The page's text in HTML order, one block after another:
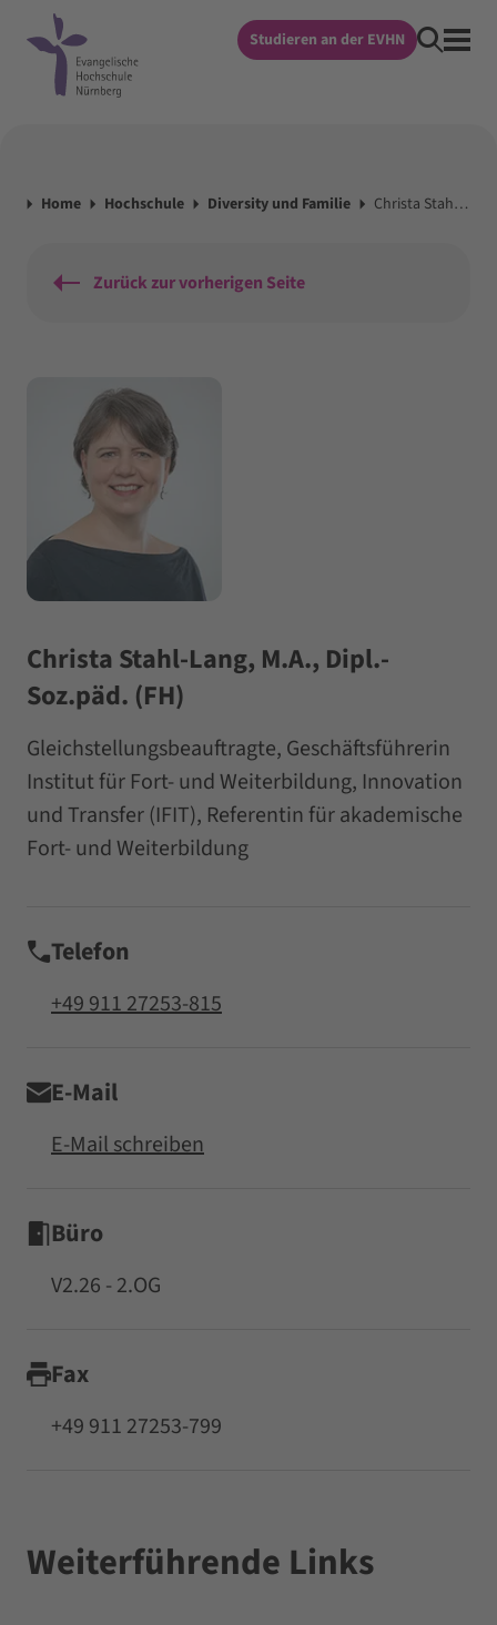
Studieren an der EVHN
Home Hochschule Diversity und Familie Christa Stahl-Lang, M.A., Dipl.-Soz.päd. (FH)
Zurück zur vorherigen Seite
Christa Stahl-Lang, M.A., Dipl.-
Soz.päd. (FH)
Gleichstellungsbeauftragte, Geschäftsführerin
Institut für Fort- und Weiterbildung, Innovation
und Transfer (IFIT), Referentin für akademische
Fort- und Weiterbildung
Telefon
+49 911 27253-815
E-Mail
E-Mail schreiben
Büro
V2.26 - 2.OG
Fax
+49 911 27253-799
Weiterführende Links